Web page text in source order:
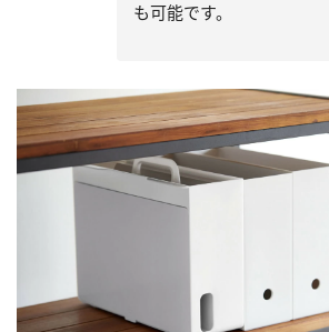
も可能です。